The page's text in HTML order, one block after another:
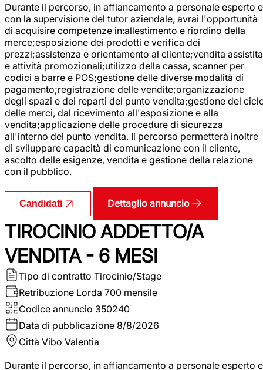
Durante il percorso, in affiancamento a personale esperto e
con la supervisione del tutor aziendale, avrai l'opportunità
di acquisire competenze in:allestimento e riordino della
merce;esposizione dei prodotti e verifica dei
prezzi;assistenza e orientamento al cliente;vendita assistita
e attività promozionali;utilizzo della cassa, scanner per
codici a barre e POS;gestione delle diverse modalità di
pagamento;registrazione delle vendite;organizzazione
degli spazi e dei reparti del punto vendita;gestione del
delle merci, dal ricevimento all'esposizione e alla
vendita;applicazione delle procedure di sicurezza
all'interno del punto vendita. Il percorso permetterà inoltre
di sviluppare capacità di comunicazione con il cliente,
ascolto delle esigenze, vendita e gestione della relazione
con il pubblico.
Candidati Dettaglio annuncio
TIROCINIO ADDETTO/A
VENDITA - 6 MESI
Tipo di contratto Tirocinio/Stage
Retribuzione Lorda 700 mensile
Codice annuncio 350240
Data di pubblicazione 8/8/2026
Città Vibo Valentia
Durante il percorso, in affiancamento a personale esperto e